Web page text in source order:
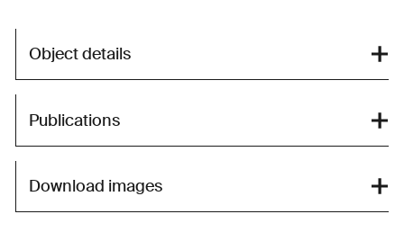
Object details
Publications
Download images